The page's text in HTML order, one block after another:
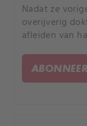
Nadat ze
overijverig
afleiden van